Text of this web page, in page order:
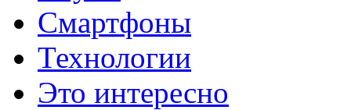
Смартфоны
Технологии
Это интересно